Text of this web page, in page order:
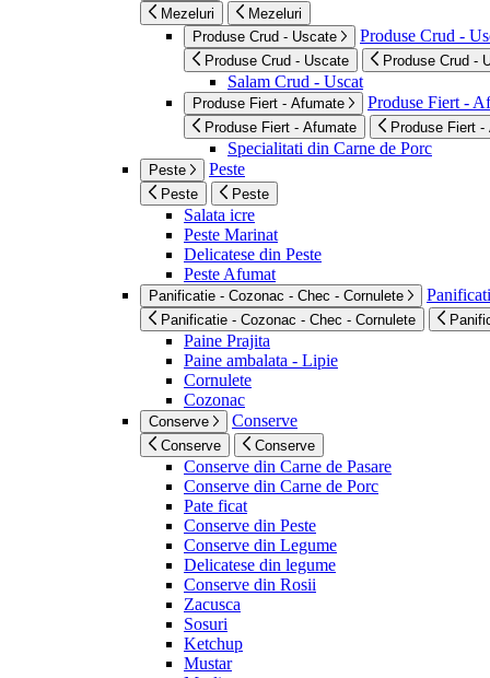
Mezeluri
Mezeluri
Produse Crud - Uscate
Produse Crud -
Produse Crud - Uscate Produse Crud -
Salam Crud - Uscat
Produse Fiert - Afumate Produse Fiert -
Produse Fiert - Afumate Produse Fiert -
Specialitati din Carne de Porc
Peste Peste
Peste Peste
Salata icre
Peste Marinat
Delicatese din Peste
Peste Afumat
Panificatie - Cozonac - Chec - Cornulete
Panificatie - Cozonac - Chec - Cornulete
Paine Prajita
Paine ambalata - Lipie
Cornulete
Cozonac
Conserve Conserve
Conserve Conserve
Conserve din Carne de Pasare
Conserve din Carne de Porc
Pate ficat
Conserve din Peste
Conserve din Legume
Delicatese din legume
Conserve din Rosii
Zacusca
Sosuri
Ketchup
Mustar